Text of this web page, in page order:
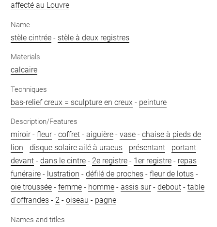
affecté au Louvre
Name
stèle cintrée - stèle à deux registres
Materials
calcaire
Techniques
bas-relief creux = sculpture en creux - peinture
Description/Features
miroir-fleur-coffret -aiguière -vase -chaise à pieds de
lion -disque solaire ailé à uraeus - présentant - portant -
devant -dans le cintre - 2e registre - 1er registre - repas
funéraire - lustration -défilé de proches -fleur de lotus -
oie troussée -femme - homme -assis sur-debout -table
d'offrandes - 2 -oiseau - pagne
Names and titles